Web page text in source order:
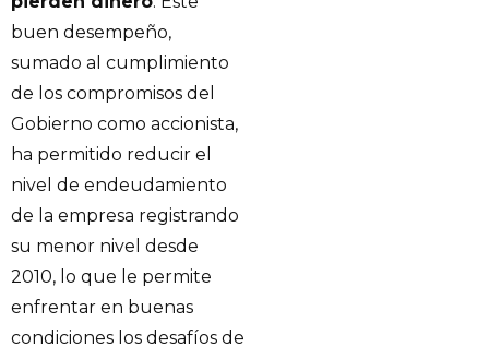
buen desempeño,
sumado al cumplimiento
de los compromisos del
Gobierno como accionista,
ha permitido reducir el
nivel de endeudamiento
de la empresa registrando
su menor nivel desde
2010, lo que le permite
enfrentar en buenas
condiciones los desafíos de